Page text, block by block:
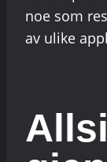
noe som
av ulike